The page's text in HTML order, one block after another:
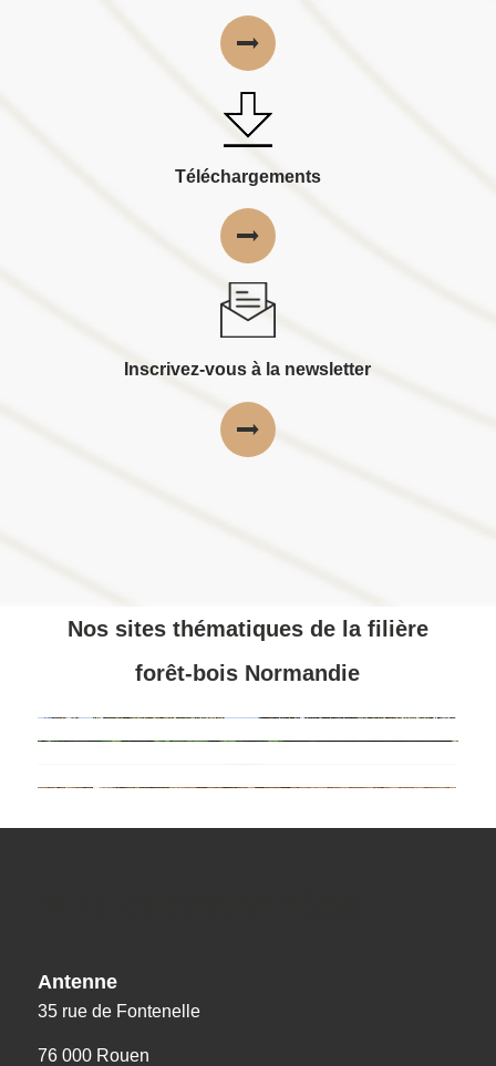
Téléchargements
Inscrivez-vous à la newsletter
Nos sites thématiques de la filière
forêt-bois Normandie
Antenne
35 rue de Fontenelle
76 000 Rouen